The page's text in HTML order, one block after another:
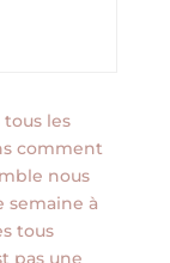
les
comment
nous
semaine à
tous
pas une